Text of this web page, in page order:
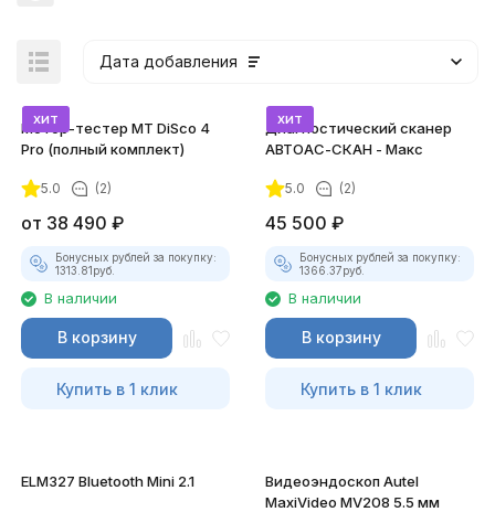
Дата добавления
хит
Мотор-тестер MT DiSco 4
Pro (полный комплект)
5.0 (2)
от 38 490 ₽
Бонусных рублей за покупку:
1313.81руб.
В наличии
В корзину
Купить в 1 клик
хит
Диагностический сканер
АВТОАС-СКАН - Макс
5.0 (2)
45 500 ₽
Бонусных рублей за покупку:
1366.37руб.
В наличии
В корзину
Купить в 1 клик
ELM327 Bluetooth Mini 2.1
Видеоэндоскоп Autel
MaxiVideo MV208 5.5 мм